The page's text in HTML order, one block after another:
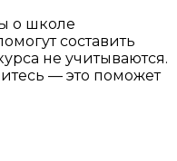
о школе
составить
не учитываются.
— это поможет